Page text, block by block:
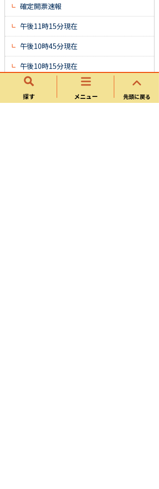
探す メニュー 先頭に戻る
確定開票速報
午後11時15分現在
午後10時45分現在
午後10時15分現在
午後9時45分現在
午後9時15分現在